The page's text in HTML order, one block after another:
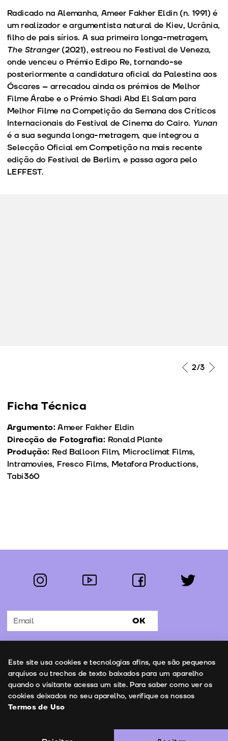
Radicado na Alemanha, Ameer Fakher Eldin (n. 1991) é
um realizador e argumentista natural de Kiev, Ucrânia,
filho de pais sírios. A sua primeira longa-metragem,
The Stranger(2021), estreou no Festival de Veneza,
onde venceu o Prémio Edipo Re, tornando-se
posteriormente a candidatura oficial da Palestina aos
Óscares – arrecadou ainda os prémios de Melhor
Filme Árabe e o Prémio Shadi Abd El Salam para
Melhor Filme na Competição da Semana dos Críticos
Internacionais do Festival de Cinema do Cairo. Yunan
é a sua segunda longa-metragem, que integrou a
Selecção Oficial em Competição na mais recente
edição do Festival de Berlim, e passa agora pelo
LEFFEST.
2/3
Ficha Técnica
Argumento:Ameer Fakher Eldin
Direcção de Fotografia: Ronald Plante
Produção: Red Balloon Film, Microclimat Films,
Intramovies, Fresco Films, Metafora Productions,
Tabi360
Segue-nos:
instagram youtube facebook twitter
Subscrever Newsletter OK
Contactos
Copyright © 2026 | Leopardo Filmes Termos de Uso
Este site usa cookies e tecnologias afins, que são pequenos
arquivos ou trechos de texto baixados para um aparelho
quando o visitante acessa um site. Para saber como ver os
cookies deixados no seu aparelho, verifique os nossos
Termos de Uso